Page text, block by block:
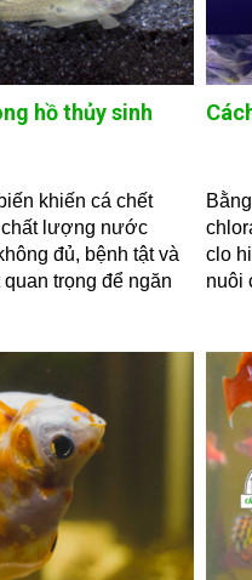
hồ thủy sinh
khiến cá chết
chất lượng nước
đủ, bệnh tật và
trọng để ngăn
clo
nuôi